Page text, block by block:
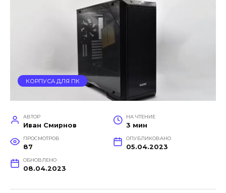
КОРПУСА ДЛЯ ПК
АВТОР
Иван Смирнов
НА ЧТЕНИЕ
3 мин
ПРОСМОТРОВ
87
ОПУБЛИКОВАНО
05.04.2023
ОБНОВЛЕНО
08.04.2023